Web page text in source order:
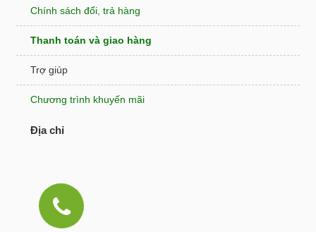
Chính sách đổi, trả hàng
Thanh toán và giao hàng
Trợ giúp
Chương trình khuyến mãi
Địa chỉ